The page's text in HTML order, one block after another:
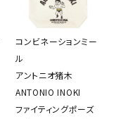
コンビネーションミー
ル
アントニオ猪木
ANTONIO INOKI
ファイティングポーズ